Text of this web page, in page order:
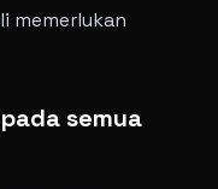
memerlukan
semua